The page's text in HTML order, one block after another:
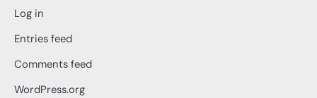
Log in
Entries feed
Comments feed
WordPress.org